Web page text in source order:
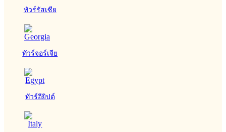
ทัวร์รัสเซีย
ทัวร์จอร์เจีย
ทัวร์อียิปต์